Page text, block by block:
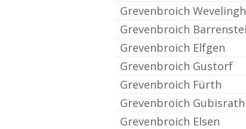
Grevenbroich
Grevenbroich
Grevenbroich Elfgen
Grevenbroich Gustorf
Grevenbroich Fürth
Grevenbroich Gubisrath
Grevenbroich Elsen